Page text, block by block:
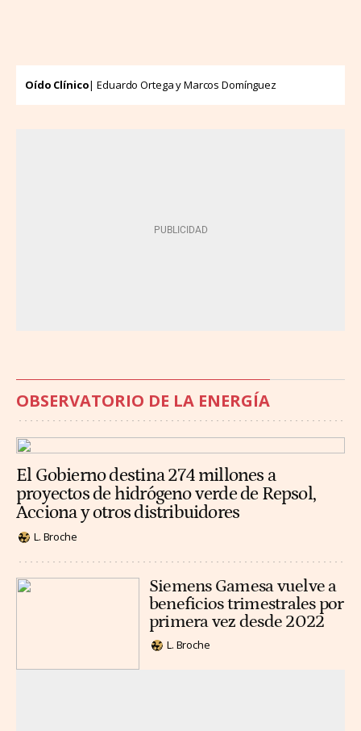
Oído Clínico| Eduardo Ortega y Marcos Domínguez
OBSERVATORIO DE LA ENERGÍA
El Gobierno destina 274 millones a
proyectos de hidrógeno verde de Repsol,
Acciona y otros distribuidores
L. Broche
Siemens Gamesa vuelve a
beneficios trimestrales por
primera vez desde 2022
L. Broche